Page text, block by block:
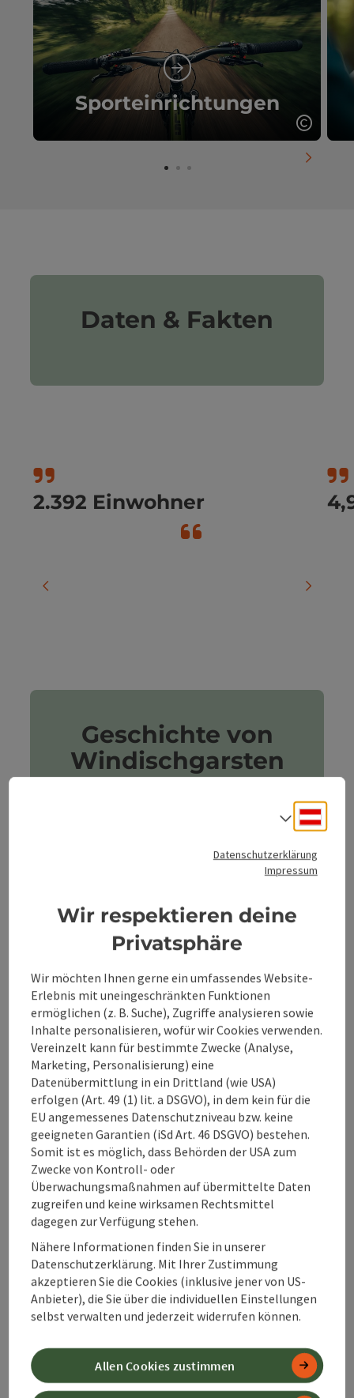
Sporteinrichtungen
Daten & Fakten
2.392 Einwohner
Geschichte von
Windischgarsten
Windischgarstenim
Süden des 360° Alpenland geht,
Schon zur Römerzeit führte hier eine
wichtige Nord‑Süd‑Verbindung über
den Pyhrnpass. Die Poststation
Gabromaguszeugt davon, dass das
Garstnertal früh ein Ort des
Ankommens und Weiterziehens war
– ein Knotenpunkt zwischen Alpen
und Donau.
Im Mittelalter entwickelte sich
Windischgarstenzur Marktgemeinde
an der alten Pyhrnstraße. Händler,
Pilger und Fuhrleute prägten das
Ortsbild, das bis heute rund um
Pfarrkirche und Marktplatz spürbar
bleibt. Die Eisenwurzen‑Tradition,
Holzreichtum und Handwerk
formten eine selbstbewusste
Bürgerschaft in Oberösterreich. Noch
heute erzählen Bürgerhäuser, das
Heimathaus und das Museum von
und gelebter Alltagskultur.
Mit dem Bau der Bahn und dem
Datenschutzerklärung
Impressum
Wir respektieren deine
Privatsphäre
Wir möchten Ihnen gerne ein umfassendes Website-
Erlebnis mit uneingeschränkten Funktionen
ermöglichen (z. B. Suche), Zugriffe analysieren sowie
Inhalte personalisieren, wofür wir Cookies verwenden.
Vereinzelt kann für bestimmte Zwecke (Analyse,
Marketing, Personalisierung) eine
Datenübermittlung in ein Drittland (wie USA)
erfolgen (Art. 49 (1) lit. a DSGVO), in dem kein für die
EU angemessenes Datenschutzniveau bzw. keine
geeigneten Garantien (iSd Art. 46 DSGVO) bestehen.
Somit ist es möglich, dass Behörden der USA zum
Zwecke von Kontroll- oder
Überwachungsmaßnahmen auf übermittelte Daten
zugreifen und keine wirksamen Rechtsmittel
dagegen zur Verfügung stehen.
Nähere Informationen finden Sie in unserer
Datenschutzerklärung. Mit Ihrer Zustimmung
akzeptieren Sie die Cookies (inklusive jener von US-
Anbieter), die Sie über die individuellen Einstellungen
selbst verwalten und jederzeit widerrufen können.
Allen Cookies zustimmen